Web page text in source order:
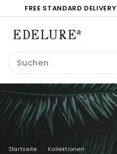
zum
FREE STANDARD
E
d
e
l
u
r
e.
c
o
m
Search
Startseite / Kollektionen /